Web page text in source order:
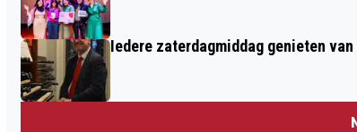
Iedere zaterdagmiddag genieten